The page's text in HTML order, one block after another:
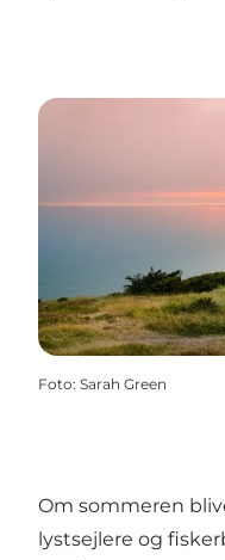
Foto: Sarah Green
Om sommeren
lystsejlere og